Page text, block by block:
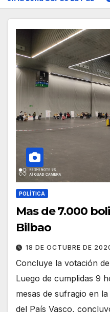
POLÍTICA
Mas de 7.000
Bilbao
18 DE OCTUBRE DE
Concluye la votación
Luego de cumplidas 9
mesas de sufragio en
del País Vasco,